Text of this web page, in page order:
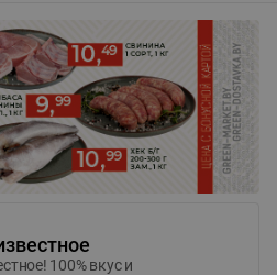
100% вкус и